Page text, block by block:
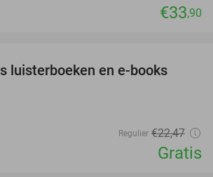
€33,90
luisterboeken en e-books
Regulier €22,47
Gratis